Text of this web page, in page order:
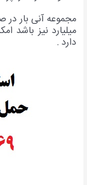
آنی بار در
نیز باشد
.